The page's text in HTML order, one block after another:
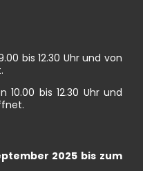
bis 12.30 Uhr und von
bis 12.30 Uhr und
2025 bis zum